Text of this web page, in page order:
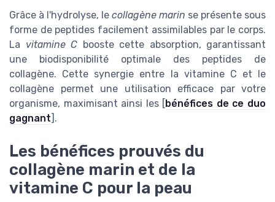
Grâce à l'hydrolyse, le collagène marin se présente sous
forme de peptides facilement assimilables par le corps.
La vitamine C booste cette absorption, garantissant
une biodisponibilité optimale des peptides de
collagène. Cette synergie entre la vitamine C et le
collagène permet une utilisation efficace par votre
organisme, maximisant ainsi les [bénéfices de ce duo
gagnant].
Les bénéfices prouvés du
collagène marin et de la
vitamine C pour la peau